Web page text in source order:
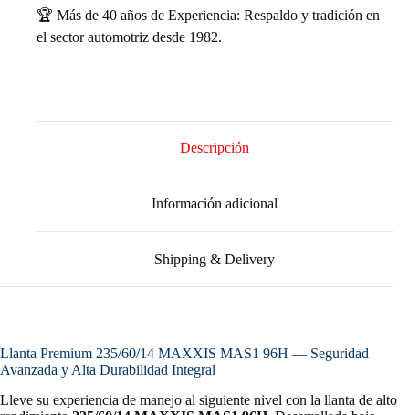
🏆 Más de 40 años de Experiencia: Respaldo y tradición en
el sector automotriz desde 1982.
Descripción
Información adicional
Shipping & Delivery
Llanta Premium 235/60/14 MAXXIS MAS1 96H — Seguridad
Avanzada y Alta Durabilidad Integral
Lleve su experiencia de manejo al siguiente nivel con la llanta de alto